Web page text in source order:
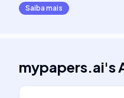
Saiba mais
mypapers.ai's